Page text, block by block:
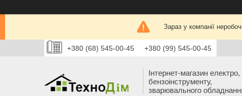
Зараз у компанії
+380 (68) 545-00-45 +380 (99) 545-00-45
Інтернет-магазин електро,
бензоінструменту,
зварювального